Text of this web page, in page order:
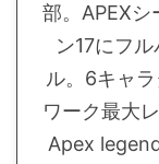
部。APEXシ
ン17にフ
ル。6キャ
ワーク最大
Apex